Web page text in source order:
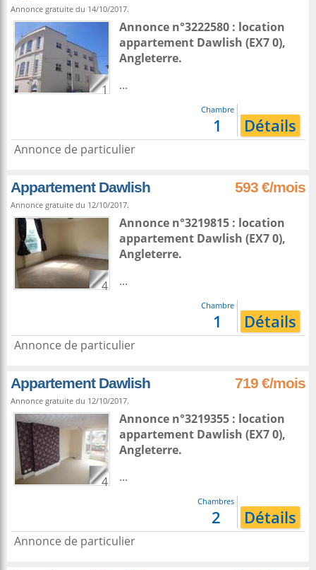
Annonce gratuite du 14/10/2017.
1
Annonce n°3222580 : location
appartement Dawlish (EX7 0),
Angleterre.
...
Chambre
1 Détails
Annonce de particulier
Appartement Dawlish 593 €/mois
Annonce gratuite du 12/10/2017.
4
Annonce n°3219815 : location
appartement Dawlish (EX7 0),
Angleterre.
...
Chambre
1 Détails
Annonce de particulier
Appartement Dawlish 719 €/mois
Annonce gratuite du 12/10/2017.
4
Annonce n°3219355 : location
appartement Dawlish (EX7 0),
Angleterre.
...
Chambres
2 Détails
Annonce de particulier